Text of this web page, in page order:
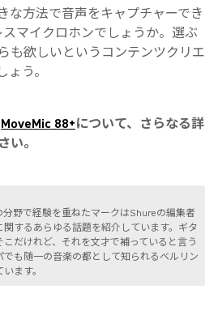
な方法で音声をキャプチャーでき
スマイクロホンでしょうか。選ぶ
も欲しいというコンテンツクリエ
う。
MoveMic 88+について、さらなる詳
い。
分野で経験を重ねたマークはShureの編集者
関するあらゆる話題を紹介しています。ギタ
こだけれど、それを文才で補っていると言う
でも随一の音楽の都として知られるベルリン
ます。